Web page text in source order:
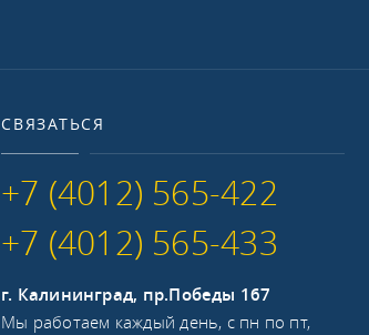
СВЯЗАТЬСЯ
+7 (4012) 565-422
+7 (4012) 565-433
г. Калининград, пр.Победы 167
Мы работаем каждый день, с пн по пт,